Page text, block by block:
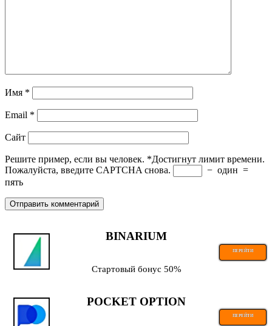
Имя *
Email *
Сайт
Решите пример, если вы человек. *Достигнут лимит времени.
Пожалуйста, введите CAPTCHA снова.
− один =
пять
BINARIUM
ПЕРЕЙТИ
Стартовый бонус 50%
POCKET OPTION
ПЕРЕЙТИ